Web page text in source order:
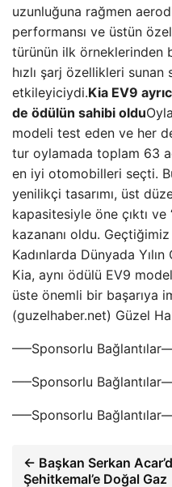
uzunluğuna rağmen
performansı ve üstün
türünün ilk örneklerinden
hızlı şarj özellikleri
etkileyiciydi.Kia EV9
de ödülün sahibi oldu
modeli test eden ve her
tur oylamada toplam 63
en iyi otomobilleri seçti.
yenilikçi tasarımı, üst
kapasitesiyle öne çıktı
kazananı oldu.
Kadınlarda Dünyada
Kia, aynı ödülü EV9
üste önemli bir başarıya
(guzelhaber.net) Güzel
—–Sponsorlu
—–Sponsorlu
—–Sponsorlu
← Başkan Serkan
Şehitkemal’e Doğal Gaz